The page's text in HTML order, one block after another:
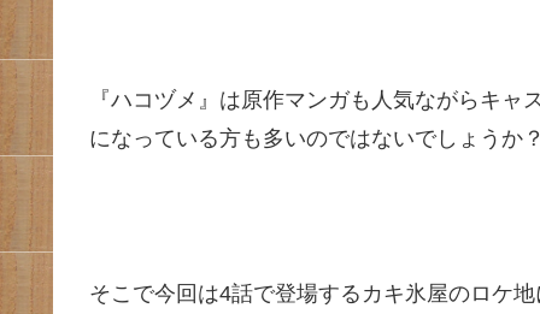
『ハコヅメ』は原作マンガも人気ながらキ
になっている方も多いのではないでしょうか
そこで今回は4話で登場するカキ氷屋のロケ